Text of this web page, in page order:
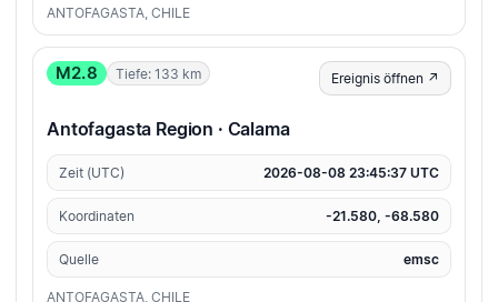
ANTOFAGASTA, CHILE
M2.8 Tiefe: 133 km Ereignis öffnen ↗
Antofagasta Region · Calama
Zeit (UTC) 2026-08-08 23:45:37 UTC
Koordinaten -21.580, -68.580
Quelle emsc
ANTOFAGASTA, CHILE